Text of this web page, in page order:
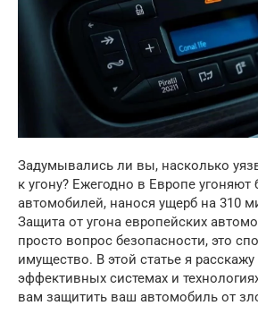
Задумывались ли вы, насколько
к угону? Ежегодно в Европе угоняют
автомобилей, нанося ущерб на 310
Защита от угона европейских
просто вопрос безопасности, это
имущество. В этой статье я
эффективных системах и
вам защитить ваш автомобиль от